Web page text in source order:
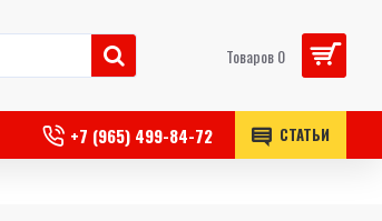
Товаров 0
+7 (965) 499-84-72 СТАТЬИ